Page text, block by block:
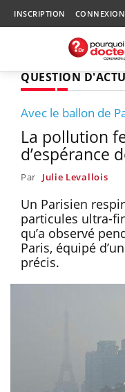
INSCRIPTION CONNEXION
QUESTION D'ACTU
Avec le ballon de
La pollution
d’espérance
Par Julie Levallois
Un Parisien
particules ultra-
qu’a observé
Paris, équipé
précis.